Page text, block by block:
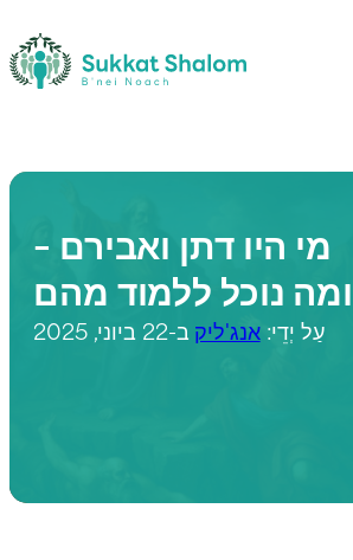
מי היו דתן ואבירם –
עַל יְדֵי:אנג'ליק ב-22 ביוני, 2025